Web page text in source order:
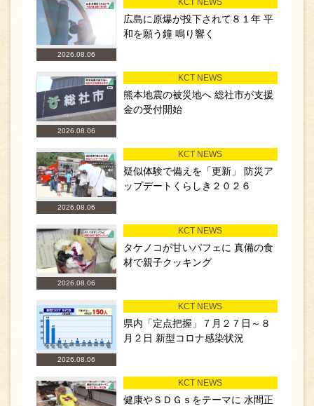
2026.08.06
広島に原爆が投下されて８１年 平
和を願う鐘 鳴り響く
2026.08.06
KCT NEWS
熊本地震の被災地へ 総社市が支援
金の受付開始
2026.08.06
KCT NEWS
疑似体験で備えを「更新」 防災ア
ップデートくらしき２０２６
2026.08.06
KCT NEWS
タケノコが甘いパフェに 真備の食
材で親子クッキング
2026.08.06
KCT NEWS
県内「定点把握」７月２７日～８
月２日 新型コロナ感染状況
KCT NEWS
健康やＳＤＧｓをテーマに 水間正